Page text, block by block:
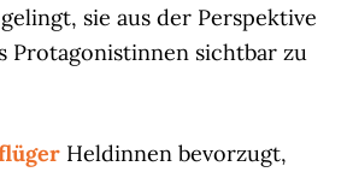
sie aus der Perspektive
Protagonistinnen sichtbar zu
Heldinnen bevorzugt,